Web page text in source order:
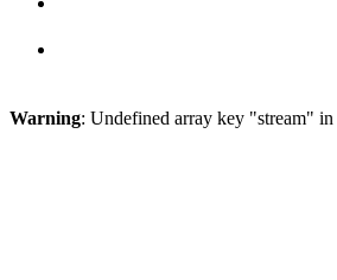
Warning: Undefined array key "stream" in